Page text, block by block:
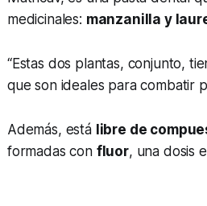
medicinales: manzanilla y
“Estas dos plantas, conjunto,
que son ideales para combatir
Además, está libre de
formadas con fluor, una dosis